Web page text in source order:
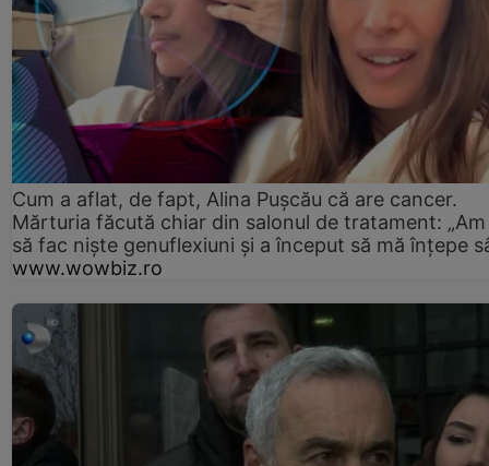
Cum a aflat, de fapt, Alina Pușcău că are cancer.
Mărturia făcută chiar din salonul de tratament:
să fac niște genuflexiuni și a început să mă înțepe
www.wowbiz.ro